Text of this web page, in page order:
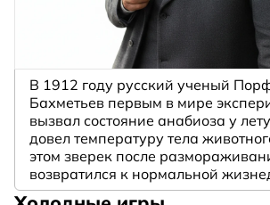
В 1912 году русский ученый
Бахметьев первым в мире
вызвал состояние анабиоза у
довел температуру тела
этом зверек после
возвратился к нормальной